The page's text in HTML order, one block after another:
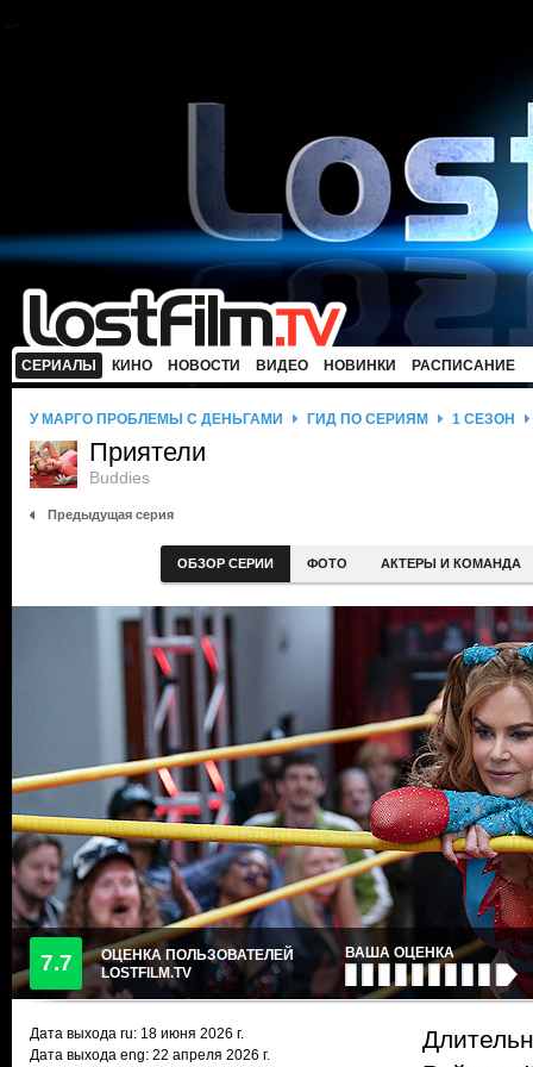
СЕРИАЛЫ КИНО НОВОСТИ ВИДЕО НОВИНКИ РАСПИСАНИЕ
У МАРГО ПРОБЛЕМЫ С ДЕНЬГАМИ ГИД ПО СЕРИЯМ 1 СЕЗОН
Приятели
Buddies
Предыдущая серия
ОБЗОР СЕРИИ ФОТО АКТЕРЫ И КОМАНДА
7.7
ОЦЕНКА ПОЛЬЗОВАТЕЛЕЙ
LOSTFILM.TV
ВАША ОЦЕНКА
Дата выхода ru: 18 июня 2026 г.
Дата выхода eng: 22 апреля 2026 г.